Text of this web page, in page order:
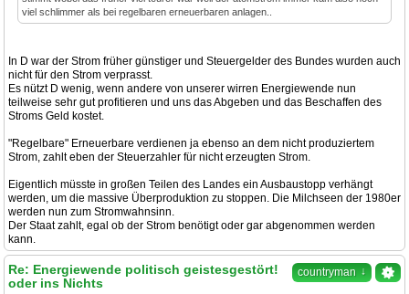
viel schlimmer als bei regelbaren erneuerbaren anlagen..
In D war der Strom früher günstiger und Steuergelder des Bundes wurden auch
nicht für den Strom verprasst.
Es nützt D wenig, wenn andere von unserer wirren Energiewende nun
teilweise sehr gut profitieren und uns das Abgeben und das Beschaffen des
Stroms Geld kostet.
"Regelbare" Erneuerbare verdienen ja ebenso an dem nicht produziertem
Strom, zahlt eben der Steuerzahler für nicht erzeugten Strom.
Eigentlich müsste in großen Teilen des Landes ein Ausbaustopp verhängt
werden, um die massive Überproduktion zu stoppen. Die Milchseen der 1980er
werden nun zum Stromwahnsinn.
Der Staat zahlt, egal ob der Strom benötigt oder gar abgenommen werden
kann.
countryman ↓
Re: Energiewende politisch geistesgestört!
oder ins Nichts